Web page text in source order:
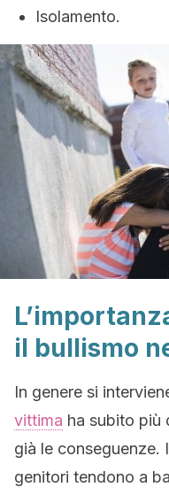
Isolamento.
il bullismo
In genere si
vittima ha subito più
già le conseguenze.
genitori tendono a